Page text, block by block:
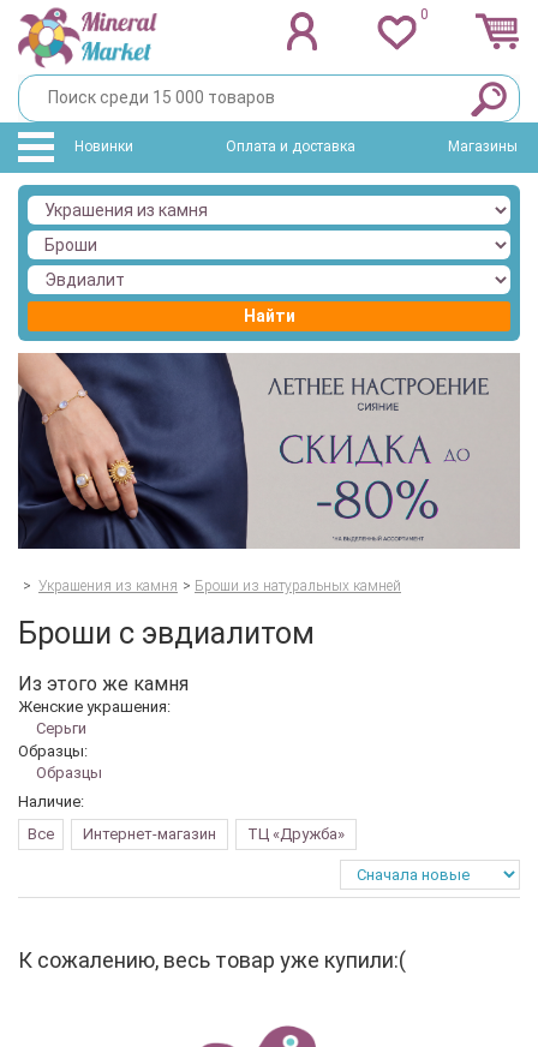
0
Новинки Оплата и доставка Магазины
Найти
> Украшения из камня > Броши из натуральных камней
Броши с эвдиалитом
Из этого же камня
Женские украшения:
Серьги
Образцы:
Образцы
Наличие:
Все
Интернет-магазин ТЦ «Дружба»
К сожалению, весь товар уже купили:(